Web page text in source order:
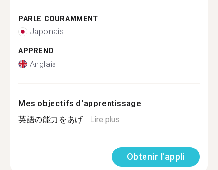
PARLE COURAMMENT
Japonais
APPREND
Anglais
Mes objectifs d'apprentissage
英語の能力をあげ... Lire plus
Obtenir l'appli